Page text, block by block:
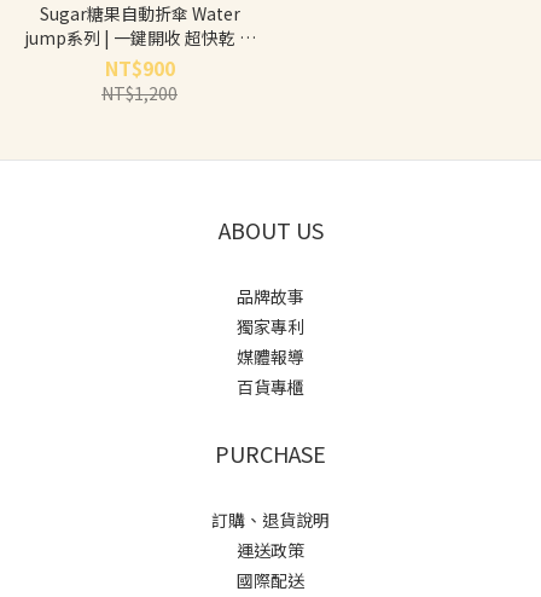
Sugar糖果自動折傘 Water
jump系列 | 一鍵開收 超快乾 遮
光 |金屬漆防曬裏加工
NT$900
NT$1,200
ABOUT US
品牌故事
獨家專利
媒體報導
百貨專櫃
PURCHASE
訂購、退貨說明
運送政策
國際配送